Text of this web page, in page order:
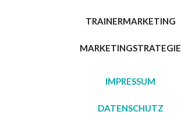
TRAINERMARKETING
MARKETINGSTRATEGIE
IMPRESSUM
DATENSCHUTZ